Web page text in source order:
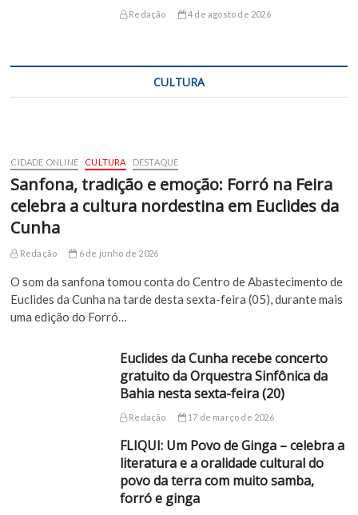
Redação 4 de agosto de 2026
CULTURA
CIDADE ONLINE CULTURA DESTAQUE
Sanfona, tradição e emoção: Forró na Feira
celebra a cultura nordestina em Euclides da
Cunha
Redação 6 de junho de 2026
O som da sanfona tomou conta do Centro de Abastecimento de
Euclides da Cunha na tarde desta sexta-feira (05), durante mais
uma edição do Forró…
Euclides da Cunha recebe concerto
gratuito da Orquestra Sinfônica da
Bahia nesta sexta-feira (20)
Redação 17 de março de 2026
FLIQUI: Um Povo de Ginga – celebra a
literatura e a oralidade cultural do
povo da terra com muito samba,
forró e ginga